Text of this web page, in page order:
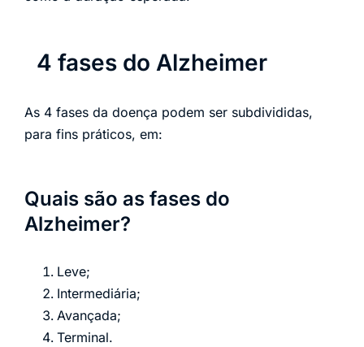
4 fases do Alzheimer
As 4 fases da doença podem ser subdivididas,
para fins práticos, em:
Quais são as fases do
Alzheimer?
Leve;
Intermediária;
Avançada;
Terminal.